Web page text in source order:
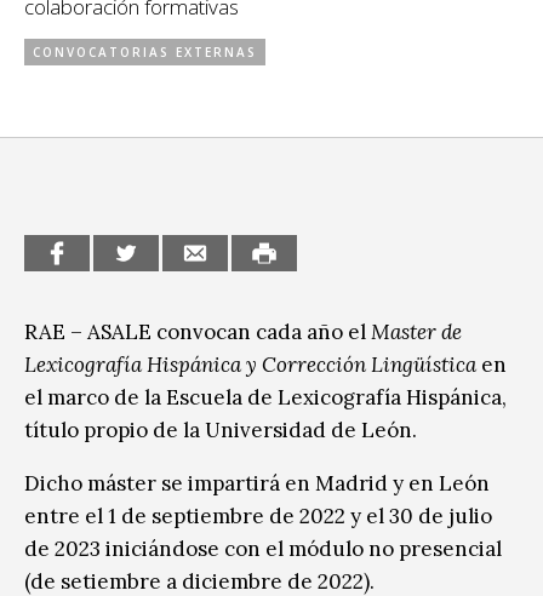
CCE en el interior/libros
Exposiciones
Género y Diversidad
Letras
Música
Sin categoría
colaboración formativas
CONVOCATORIAS EXTERNAS
RAE – ASALE convocan cada año elMaster de
Lexicografía Hispánica y Corrección Lingüística en
el marco de la Escuela de Lexicografía Hispánica,
título propio de la Universidad de León.
Dicho máster se impartirá en Madrid y en León
entre el 1 de septiembre de 2022 y el 30 de julio
de 2023 iniciándose con el módulo no presencial
(de setiembre a diciembre de 2022).